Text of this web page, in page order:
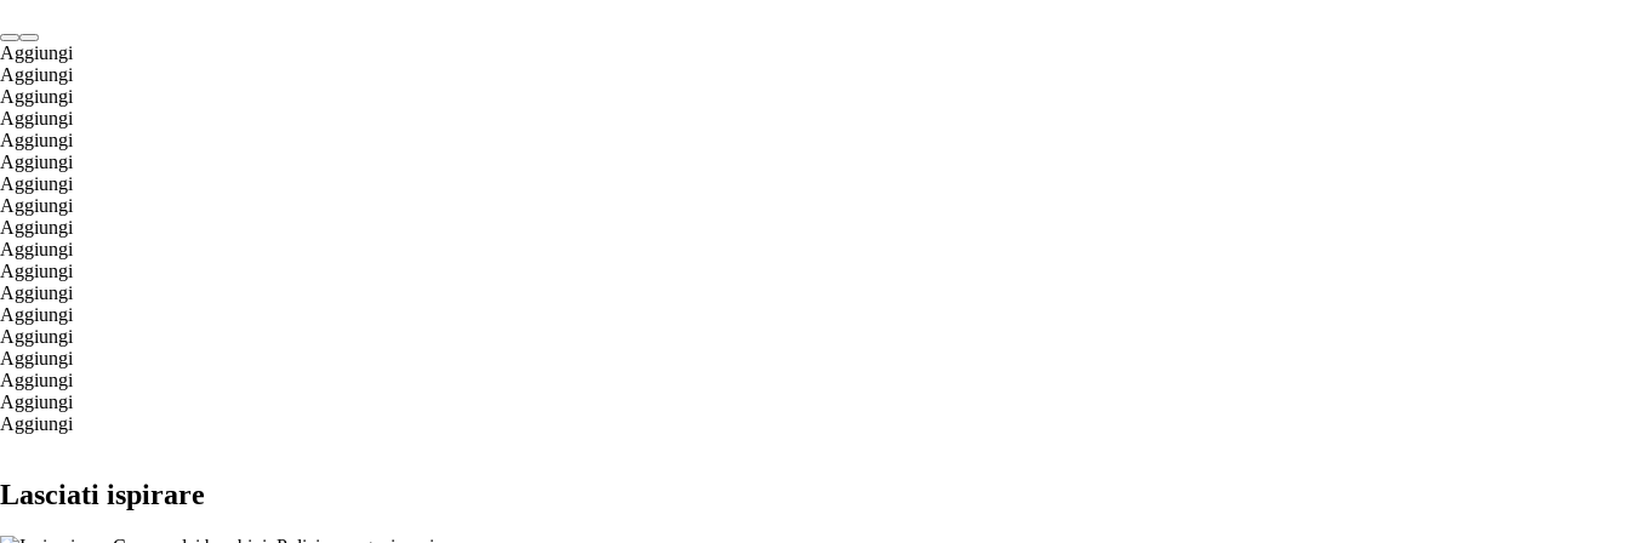
Aggiungi
Aggiungi
Aggiungi
Aggiungi
Aggiungi
Aggiungi
Aggiungi
Aggiungi
Aggiungi
Aggiungi
Aggiungi
Aggiungi
Aggiungi
Aggiungi
Aggiungi
Aggiungi
Aggiungi
Aggiungi
Lasciati ispirare